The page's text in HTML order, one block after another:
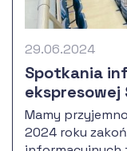
29.06.2024
Spotkania
ekspresowej
granicy
Mamy
2024 roku